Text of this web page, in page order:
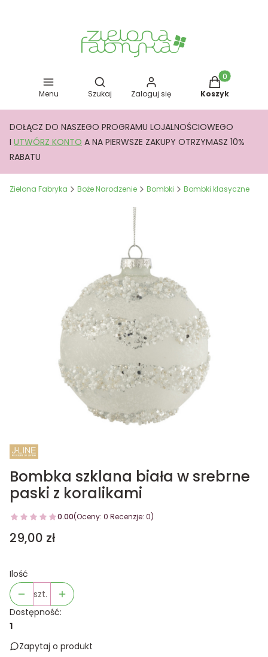
Menu
Otwórz wyszukiwarkę
Szukaj Zaloguj się
Produkty w
Koszyk
DOŁĄCZ DO NASZEGO PROGRAMU LOJALNOŚCIOWEGO
I UTWÓRZ KONTO A NA PIERWSZE ZAKUPY OTRZYMASZ 10%
RABATU
Zielona Fabryka Boże Narodzenie Bombki Bombki klasyczne
Bombka szklana biała w srebrne
paski z koralikami
0.00(Oceny: 0 Recenzje: 0)
Cena
29,00 zł
Ilość
szt.
Dostępność:
1
Zapytaj o produkt